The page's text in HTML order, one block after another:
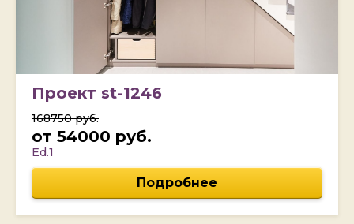
Проект st-1246
168750 руб.
от 54000 руб.
Ed.1
Подробнее